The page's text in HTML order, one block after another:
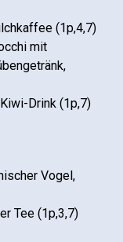
(1p,4,7)
mit
Drink (1p,7)
Vogel,
Tee (1p,3,7)